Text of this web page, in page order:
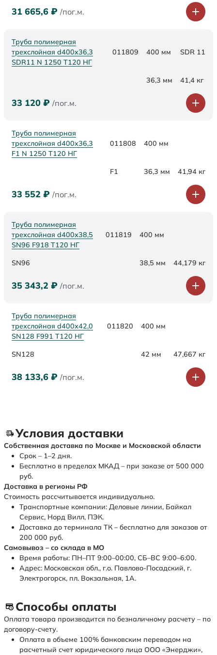
31 665,6 ₽ /пог.м.
Труба полимерная
трехслойная d400x36,3
SDR11 N 1250 Т120 НГ
011809 400 мм SDR 11
36,3 мм 41,4 кг
33 120 ₽ /пог.м.
Труба полимерная
трехслойная d400x36,3
F1 N 1250 Т120 НГ
011808 400 мм
F1 36,3 мм 41,94 кг
33 552 ₽ /пог.м.
Труба полимерная
трехслойная d400х38,5
SN96 F918 Т120 НГ
011819 400 мм
SN96 38,5 мм 44,179 кг
35 343,2 ₽ /пог.м.
Труба полимерная
трехслойная d400х42,0
SN128 F991 Т120 НГ
011820 400 мм
SN128 42 мм 47,667 кг
38 133,6 ₽ /пог.м.
Условия доставки
Собственная доставка по Москве и Московской области
Срок – 1–2 дня.
Бесплатно в пределах МКАД – при заказе от 500 000
руб.
Доставка в регионы РФ
Стоимость рассчитывается индивидуально.
Транспортные компании: Деловые линии, Байкал
Сервис, Норд Вилл, ПЭК.
Доставка до терминала ТК – бесплатно для заказов от
200 000 руб.
Самовывоз – со склада в МО
Время работы: ПН–ПТ 9:00–00:00, СБ–ВС 9:00–6:00.
Адрес: Московская обл., г.о. Павлово-Посадский, г.
Электрогорск, пл. Вокзальная, 1А.
Способы оплаты
Оплата товара производится по безналичному расчету – по
договору-счету.
Оплата в объеме 100% банковским переводом на
расчетный счет юридического лица ООО «Энерджи»,